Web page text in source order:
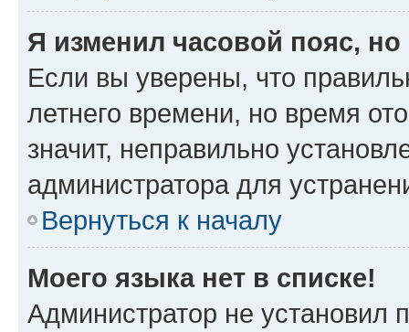
Я изменил часовой пояс,
Если вы уверены, что
летнего времени, но время
значит, неправильно
администратора для
Вернуться к началу
Моего языка нет в списке!
Администратор не установил